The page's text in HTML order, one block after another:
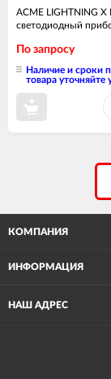
ACME LIGHTNING X
светодиодный
По запросу
Наличие и сроки
товара
КОМПАНИЯ
ИНФОРМАЦИЯ
НАШ АДРЕС